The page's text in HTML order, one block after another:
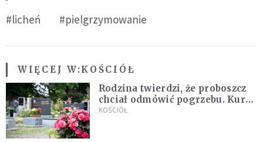
#licheń #pielgrzymowanie
WIĘCEJ W:KOŚCIÓŁ
Rodzina twierdzi, że proboszcz
chciał odmówić pogrzebu. Kuria
zapowiada wyjaśnienia
KOŚCIÓŁ